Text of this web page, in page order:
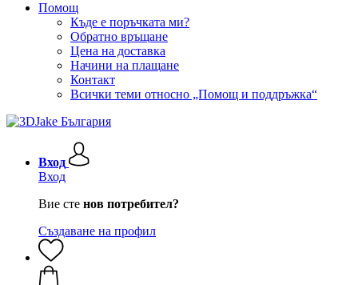
Помощ
Къде е поръчката ми?
Обратно връщане
Цена на доставка
Начини на плащане
Контакт
Всички теми относно „Помощ и поддръжка“
Вход
Вход
Вие сте нов потребител?
Създаване на профил